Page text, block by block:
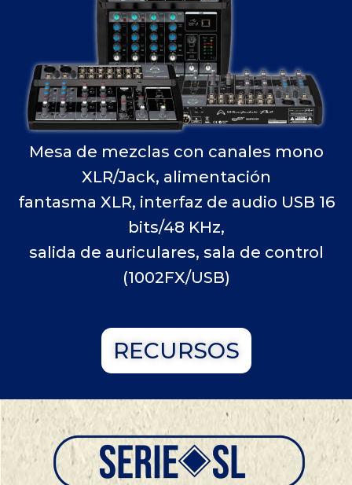
Mesa de mezclas con canales mono
XLR/Jack, alimentación
fantasma XLR, interfaz de audio USB 16
bits/48 KHz,
salida de auriculares, sala de control
(1002FX/USB)
RECURSOS